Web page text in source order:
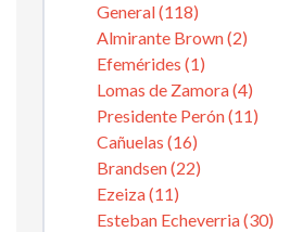
General (118)
Almirante Brown (2)
Efemérides (1)
Lomas de Zamora (4)
Presidente Perón (11)
Cañuelas (16)
Brandsen (22)
Ezeiza (11)
Esteban Echeverria (30)